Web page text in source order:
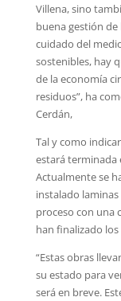
Villena, sino
buena gestión
cuidado del
sostenibles, hay
de la economía
residuos”, ha
Cerdán,
Tal y como
estará terminada
Actualmente se
instalado
proceso con una
han finalizado
“Estas obras
su estado para
será en breve.